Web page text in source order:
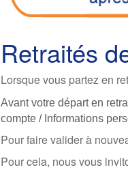
Retraités
Lorsque vous partez en
Avant votre départ en
compte / Informations
Pour faire valider à
Pour cela, nous vous